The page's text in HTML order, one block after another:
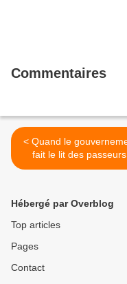
Commentaires
< Quand le gouvernement
fait le lit des passeurs.
Hébergé par Overblog
Top articles
Pages
Contact